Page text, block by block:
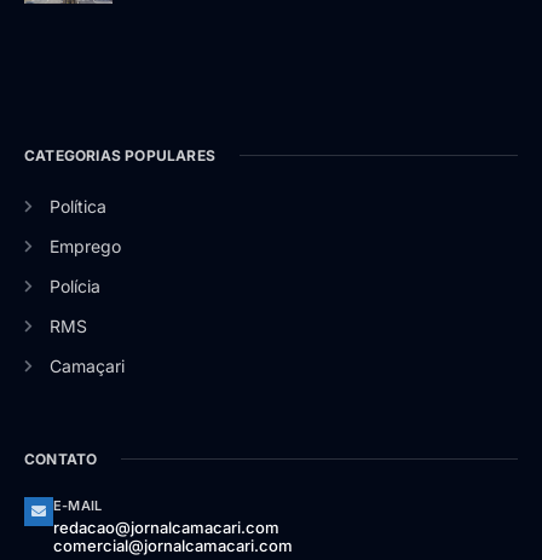
CATEGORIAS POPULARES
Política
Emprego
Polícia
RMS
Camaçari
CONTATO
E-MAIL
redacao@jornalcamacari.com
comercial@jornalcamacari.com